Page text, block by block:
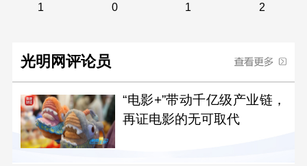
1
0
1
2
光明网评论员
“电影+”带动千亿级产业链，
再证电影的无可取代